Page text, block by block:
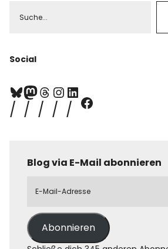
Social
Blog via E-Mail abonnieren
Abonnieren